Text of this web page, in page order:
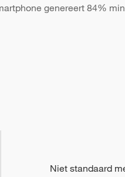
genereert 84%
Niet standaard